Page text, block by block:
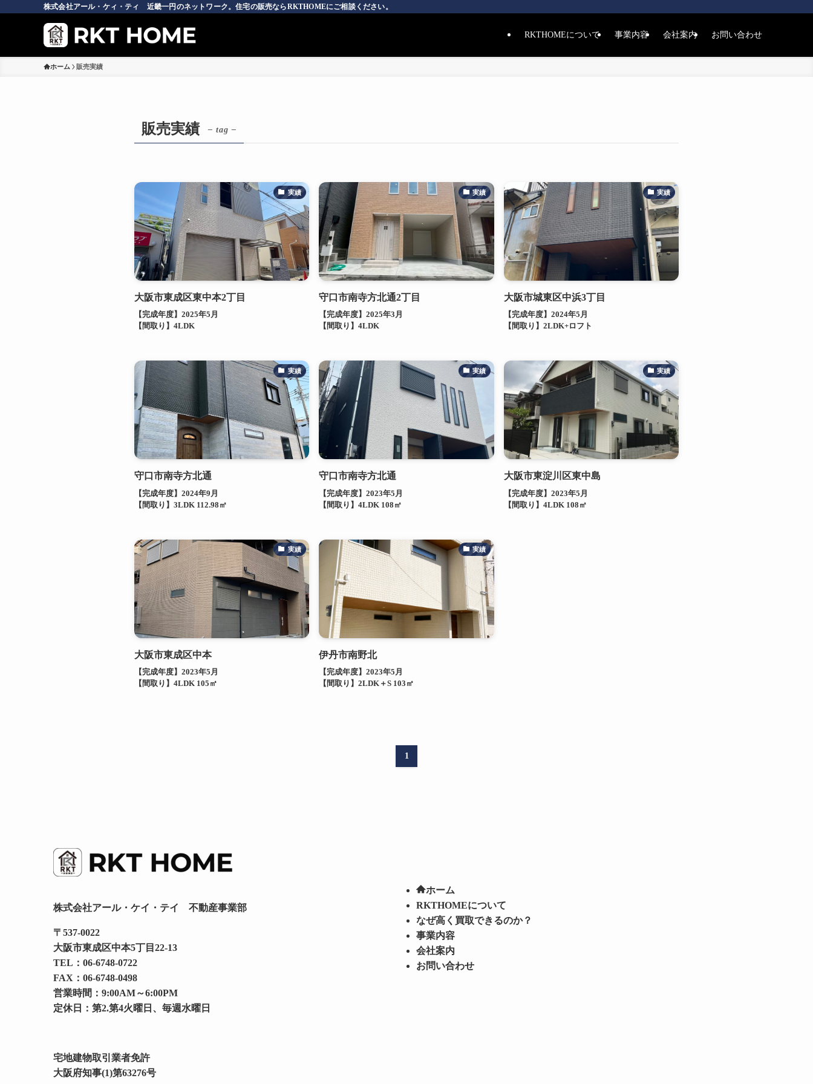
株式会社アール・ケィ・ティ 近畿一円のネットワーク。住宅の販売ならRKTHOMEにご相談ください。
RKTHOMEについて 事業内容 会社案内 お問い合わせ
ホーム 販売実績
販売実績 – tag –
実績
大阪市東成区東中本2丁目
【完成年度】2025年5月
【間取り】4LDK
実績
守口市南寺方北通2丁目
【完成年度】2025年3月
【間取り】4LDK
実績
大阪市城東区中浜3丁目
【完成年度】2024年5月
【間取り】2LDK+ロフト
実績
守口市南寺方北通
【完成年度】2024年9月
【間取り】3LDK 112.98㎡
実績
守口市南寺方北通
【完成年度】2023年5月
【間取り】4LDK 108㎡
実績
大阪市東淀川区東中島
【完成年度】2023年5月
【間取り】4LDK 108㎡
実績
大阪市東成区中本
【完成年度】2023年5月
【間取り】4LDK 105㎡
実績
伊丹市南野北
【完成年度】2023年5月
【間取り】2LDK＋S 103㎡
1
株式会社アール・ケイ・テイ 不動産事業部
〒 537-0022
大阪市東成区中本5丁目22-13
TEL： 06-6748-0722
FAX：06-6748-0498
営業時間：9:00AM～6:00PM
定休日：第2.第4火曜日、毎週水曜日
宅地建物取引業者免許
大阪府知事(1)第63276号
ホーム
RKTHOMEについて
なぜ高く買取できるのか？
事業内容
会社案内
お問い合わせ